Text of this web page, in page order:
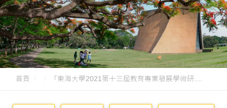
首頁 「東海大學2021第十三屆教育專業發展學術研....